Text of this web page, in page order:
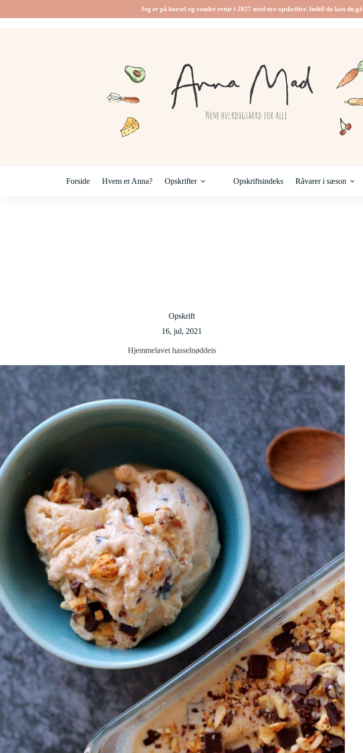
Jeg er på barsel og vender retur i 2027 med nye opskrifter. Indtil da kan du
Forside Hvem er Anna? Opskrifter Opskriftsindeks Råvarer i sæson
Opskrift
16, jul, 2021
Hjemmelavet hasselnøddeis